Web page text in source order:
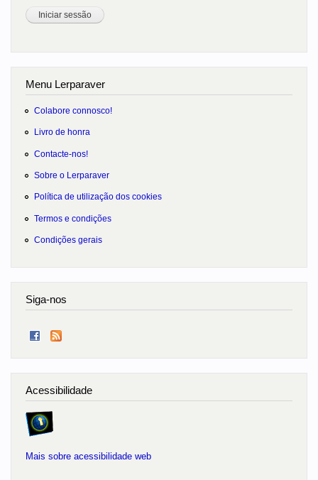
Menu Lerparaver
Colabore connosco!
Livro de honra
Contacte-nos!
Sobre o Lerparaver
Política de utilização dos cookies
Termos e condições
Condições gerais
Siga-nos
Acessibilidade
Mais sobre acessibilidade web